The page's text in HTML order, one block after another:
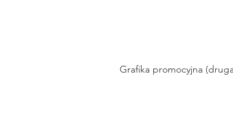
Grafika promocyjna